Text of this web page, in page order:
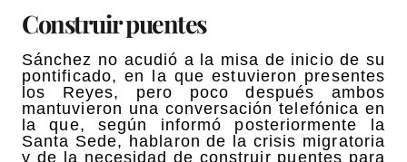
Construir puentes
Sánchez no acudió a la misa de inicio de su
pontificado, en la que estuvieron presentes
los Reyes, pero poco después ambos
mantuvieron una conversación telefónica en
la que, según informó posteriormente la
Santa Sede, hablaron de la crisis migratoria
y de la necesidad de construir puentes para